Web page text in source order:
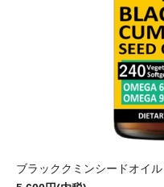
ブラッククミンシードオイ